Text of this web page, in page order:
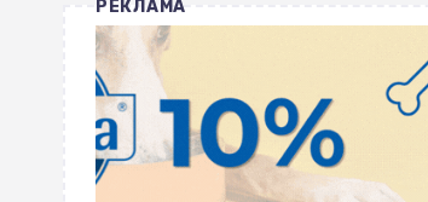
РЕКЛАМА